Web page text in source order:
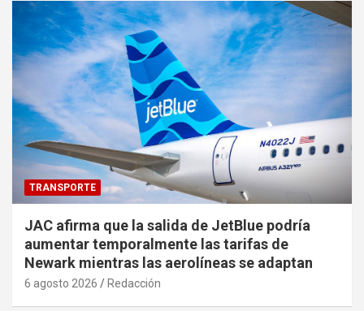
TRANSPORTE
JAC afirma que la salida de JetBlue podría
aumentar temporalmente las tarifas de
Newark mientras las aerolíneas se adaptan
6 agosto 2026 Redacción